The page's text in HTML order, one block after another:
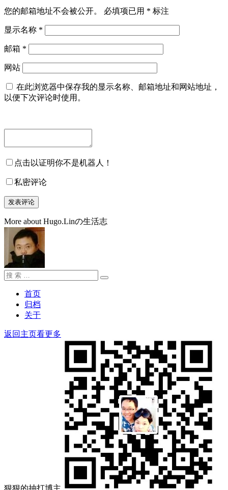
您的邮箱地址不会被公开。 必填项已用 * 标注
显示名称 *
邮箱 *
网站
在此浏览器中保存我的显示名称、邮箱地址和网站地址，
以便下次评论时使用。
点击以证明你不是机器人！
私密评论
More about Hugo.Linの生活志
搜
搜
首页
归档
关于
返回主页看更多